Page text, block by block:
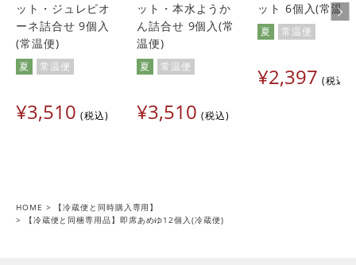
ット・ジュレピオ
ーネ詰合せ 9個入
(常温便)
夏 常温便
¥3,510 税込
ット・本水ようか
ん詰合せ 9個入(常
温便)
夏 常温便
¥3,510 税込
ット 6個入(常温
夏 常温便
¥2,397 税込
HOME
【冷蔵便と同時購入専用】
【冷蔵便と同梱専用品】即席あめゆ12個入(冷蔵便)